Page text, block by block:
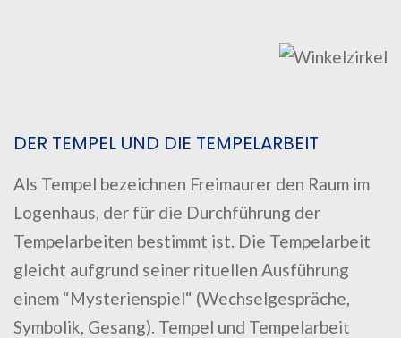
DER TEMPEL UND DIE TEMPELARBEIT
Als Tempel bezeichnen Freimaurer den Raum im
Logenhaus, der für die Durchführung der
Tempelarbeiten bestimmt ist. Die Tempelarbeit
gleicht aufgrund seiner rituellen Ausführung
einem “Mysterienspiel“ (Wechselgespräche,
Symbolik, Gesang). Tempel und Tempelarbeit